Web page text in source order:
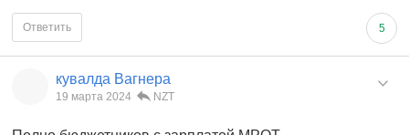
5
Ответить
кувалда Вагнера
19 марта 2024 NZT